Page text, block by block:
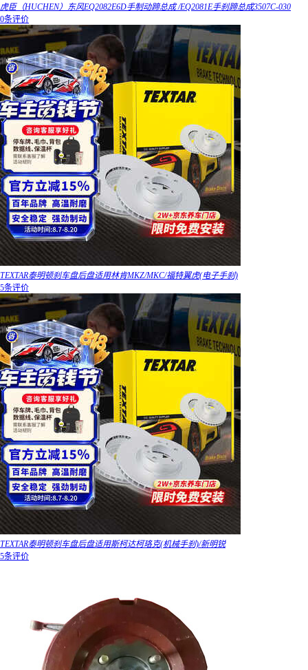
虎臣（HUCHEN）东风EQ2082E6D手制动蹄总成 /EQ2081E手刹蹄总成3507C-030
0条评价
TEXTAR泰明顿刹车盘后盘适用林肯MKZ/MKC/福特翼虎(电子手刹)
5条评价
TEXTAR泰明顿刹车盘后盘适用斯柯达柯珞克(机械手刹)/新明锐
5条评价